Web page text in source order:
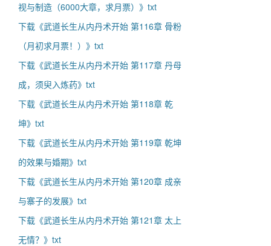
视与制造（6000大章，求月票）》txt
下载《武道长生从内丹术开始 第116章 骨粉
（月初求月票！）》txt
下载《武道长生从内丹术开始 第117章 丹母
成，须臾入炼药》txt
下载《武道长生从内丹术开始 第118章 乾
坤》txt
下载《武道长生从内丹术开始 第119章 乾坤
的效果与婚期》txt
下载《武道长生从内丹术开始 第120章 成亲
与寨子的发展》txt
下载《武道长生从内丹术开始 第121章 太上
无情？》txt